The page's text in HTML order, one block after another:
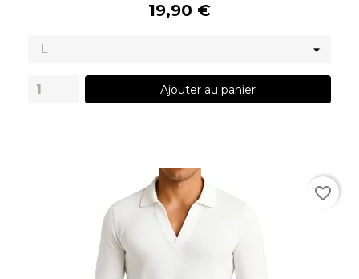
19,90 €
Ajouter au panier
favorite_border